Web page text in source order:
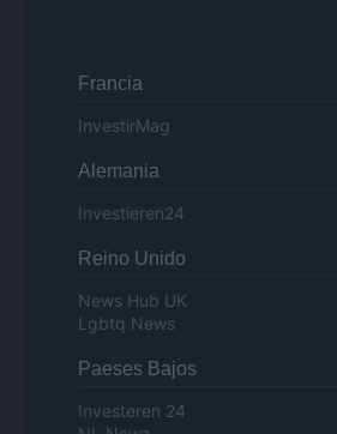
Francia
InvestirMag
Alemania
Investieren24
Reino Unido
News Hub UK
Lgbtq News
Paeses Bajos
Investeren 24